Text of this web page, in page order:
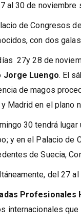
Un
al 30 de noviembre
de Congresos
con dos
27y 28 de
Jorge Luengo. El
de magos
Madrid en el plano
30 tendrá
y en el Palacio de
de Suecia,
del 27
Profesionales